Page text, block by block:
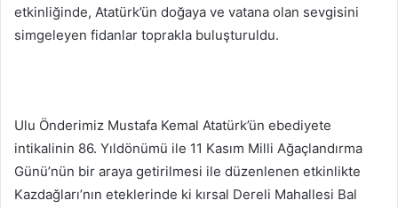
etkinliğinde, Atatürk’ün doğaya ve vatana olan sevgisini
simgeleyen fidanlar toprakla buluşturuldu.
Ulu Önderimiz Mustafa Kemal Atatürk’ün ebediyete
intikalinin 86. Yıldönümü ile 11 Kasım Milli Ağaçlandırma
Günü’nün bir araya getirilmesi ile düzenlenen etkinlikte
Kazdağları’nın eteklerinde ki kırsal Dereli Mahallesi Bal